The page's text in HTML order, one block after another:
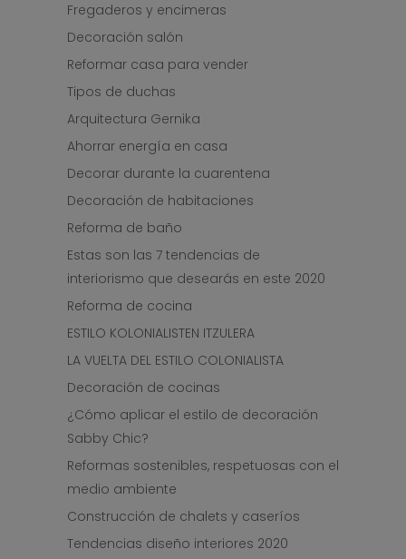
Fregaderos y encimeras
Decoración salón
Reformar casa para vender
Tipos de duchas
Arquitectura Gernika
Ahorrar energía en casa
Decorar durante la cuarentena
Decoración de habitaciones
Reforma de baño
Estas son las 7 tendencias de
interiorismo que desearás en este 2020
Reforma de cocina
ESTILO KOLONIALISTEN ITZULERA
LA VUELTA DEL ESTILO COLONIALISTA
Decoración de cocinas
¿Cómo aplicar el estilo de decoración
Sabby Chic?
Reformas sostenibles, respetuosas con el
medio ambiente
Construcción de chalets y caseríos
Tendencias diseño interiores 2020